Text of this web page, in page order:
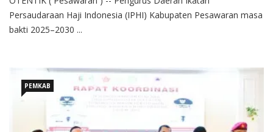
Persaudaraan Haji Indonesia (IPHI) Kabupaten Pesawaran masa
bakti 2025–2030 ...
PEMKAB